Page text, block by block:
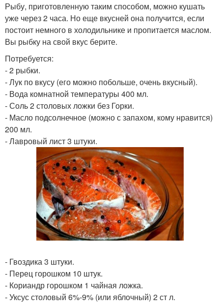
Рыбу, приготовленную таким способом, можно кушать
уже через 2 часа. Но еще вкусней она получится, если
постоит немного в холодильнике и пропитается маслом.
Вы рыбку на свой вкус берите.
Потребуется:
- 2 рыбки.
- Лук по вкусу (его можно побольше, очень вкусный).
- Вода комнатной температуры 400 мл.
- Соль 2 столовых ложки без Горки.
- Масло подсолнечное (можно с запахом, кому нравится)
200 мл.
- Лавровый лист 3 штуки.
- Гвоздика 3 штуки.
- Перец горошком 10 штук.
- Кориандр горошком 1 чайная ложка.
- Уксус столовый 6%-9% (или яблочный) 2 ст л.